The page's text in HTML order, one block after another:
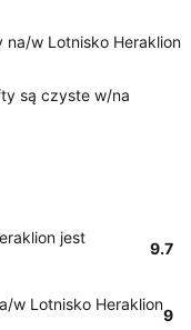
na/w Lotnisko Heraklion
są czyste w/na
jest
9.7
w Lotnisko Heraklion
9